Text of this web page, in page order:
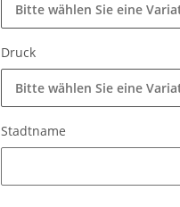
Bitte wählen Sie eine
Druck
Bitte wählen Sie eine
Stadtname